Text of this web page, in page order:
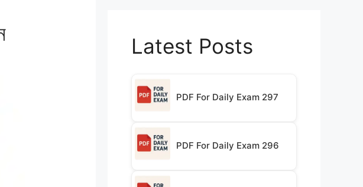
Latest Posts
PDF For Daily Exam 297
PDF For Daily Exam 296